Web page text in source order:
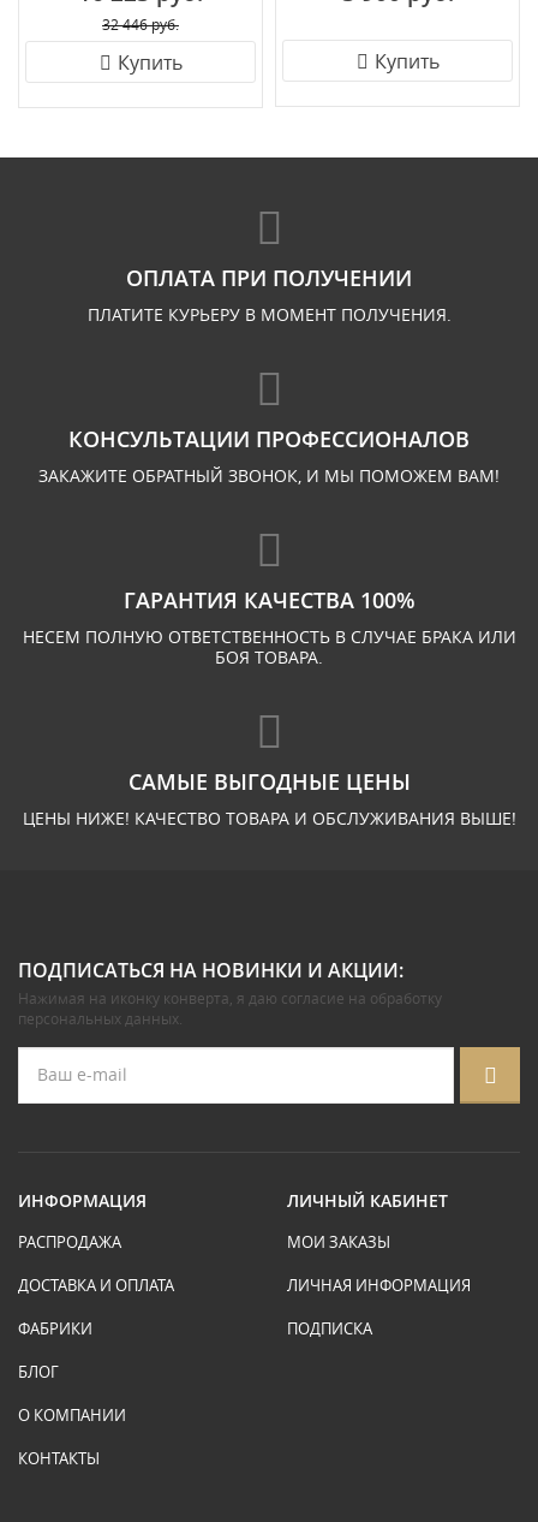
32 446 руб.
Купить Купить
ОПЛАТА ПРИ ПОЛУЧЕНИИ
ПЛАТИТЕ КУРЬЕРУ В МОМЕНТ ПОЛУЧЕНИЯ.
КОНСУЛЬТАЦИИ ПРОФЕССИОНАЛОВ
ЗАКАЖИТЕ ОБРАТНЫЙ ЗВОНОК, И МЫ ПОМОЖЕМ ВАМ!
ГАРАНТИЯ КАЧЕСТВА 100%
НЕСЕМ ПОЛНУЮ ОТВЕТСТВЕННОСТЬ В СЛУЧАЕ БРАКА ИЛИ
БОЯ ТОВАРА.
САМЫЕ ВЫГОДНЫЕ ЦЕНЫ
ЦЕНЫ НИЖЕ! КАЧЕСТВО ТОВАРА И ОБСЛУЖИВАНИЯ ВЫШЕ!
ПОДПИСАТЬСЯ НА НОВИНКИ И АКЦИИ:
Нажимая на иконку конверта, я даю согласие на обработку
персональных данных.
ИНФОРМАЦИЯ
РАСПРОДАЖА
ДОСТАВКА И ОПЛАТА
ФАБРИКИ
БЛОГ
О КОМПАНИИ
КОНТАКТЫ
ЛИЧНЫЙ КАБИНЕТ
МОИ ЗАКАЗЫ
ЛИЧНАЯ ИНФОРМАЦИЯ
ПОДПИСКА